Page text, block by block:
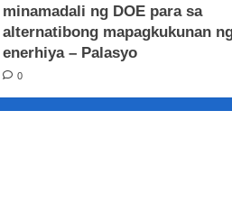
minamadali ng DOE para sa
alternatibong mapagkukunan
enerhiya – Palasyo
0